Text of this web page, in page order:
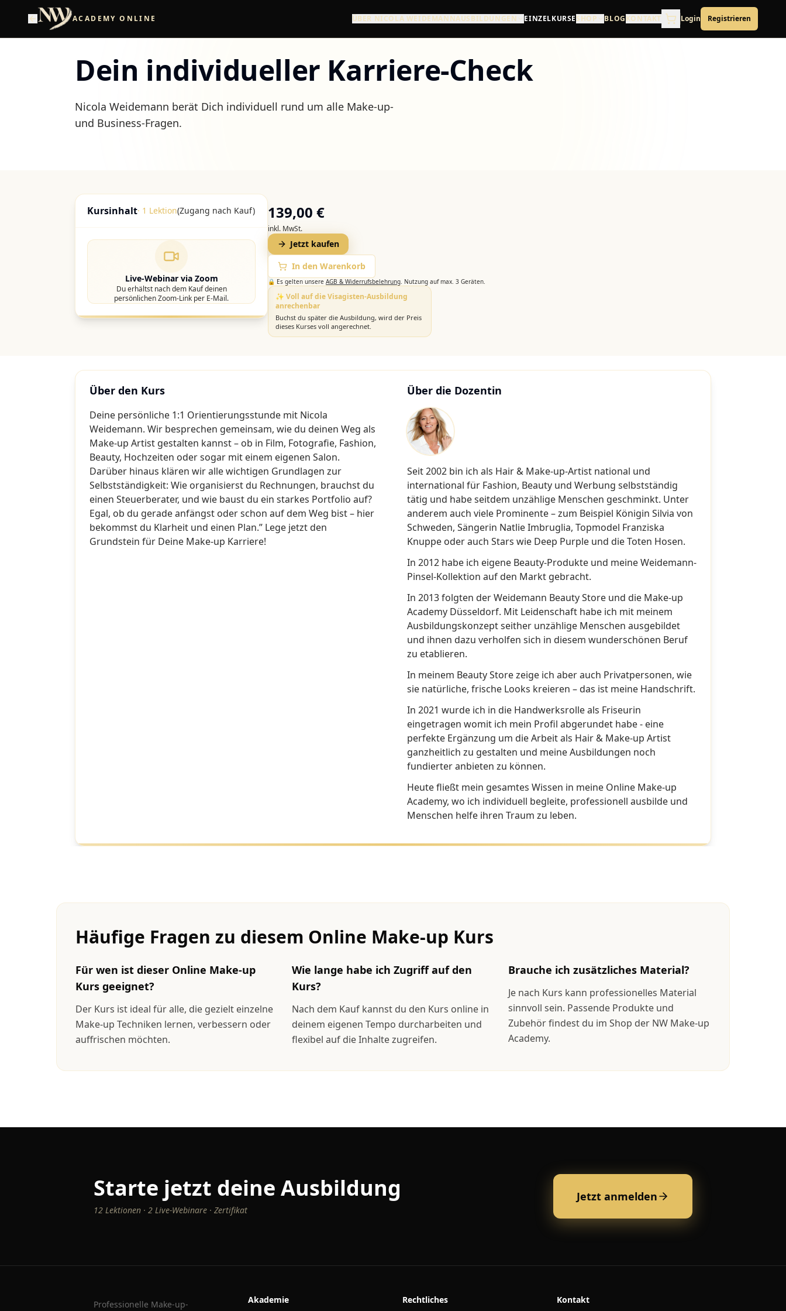
ACADEMY ONLINE ÜBER NICOLA WEIDEMANNAUSBILDUNGEN EINZELKURSESHOP BLOGKONTAKT Login Registrieren
Dein individueller Karriere-Check
Nicola Weidemann berät Dich individuell rund um alle Make-up-
und Business-Fragen.
Kursinhalt· 1 Lektion(Zugang nach Kauf)
Live-Webinar via Zoom
Du erhältst nach dem Kauf deinen
persönlichen Zoom-Link per E-Mail.
139,00 €
inkl. MwSt.
Jetzt kaufen
In den Warenkorb
🔒 Es gelten unsere AGB & Widerrufsbelehrung. Nutzung auf max. 3 Geräten.
✨ Voll auf die Visagisten-Ausbildung
anrechenbar
Buchst du später die Ausbildung, wird der Preis
dieses Kurses voll angerechnet.
Über den Kurs
Deine persönliche 1:1 Orientierungsstunde mit Nicola
Weidemann. Wir besprechen gemeinsam, wie du deinen Weg als
Make-up Artist gestalten kannst – ob in Film, Fotografie, Fashion,
Beauty, Hochzeiten oder sogar mit einem eigenen Salon.
Darüber hinaus klären wir alle wichtigen Grundlagen zur
Selbstständigkeit: Wie organisierst du Rechnungen, brauchst du
einen Steuerberater, und wie baust du ein starkes Portfolio auf?
Egal, ob du gerade anfängst oder schon auf dem Weg bist – hier
bekommst du Klarheit und einen Plan.” Lege jetzt den
Grundstein für Deine Make-up Karriere!
Über die Dozentin
Seit 2002 bin ich als Hair & Make-up-Artist national und
international für Fashion, Beauty und Werbung selbstständig
tätig und habe seitdem unzählige Menschen geschminkt. Unter
anderem auch viele Prominente – zum Beispiel Königin Silvia von
Schweden, Sängerin Natlie Imbruglia, Topmodel Franziska
Knuppe oder auch Stars wie Deep Purple und die Toten Hosen.
In 2012 habe ich eigene Beauty-Produkte und meine Weidemann-
Pinsel-Kollektion auf den Markt gebracht.
In 2013 folgten der Weidemann Beauty Store und die Make-up
Academy Düsseldorf. Mit Leidenschaft habe ich mit meinem
Ausbildungskonzept seither unzählige Menschen ausgebildet
und ihnen dazu verholfen sich in diesem wunderschönen Beruf
zu etablieren.
In meinem Beauty Store zeige ich aber auch Privatpersonen, wie
sie natürliche, frische Looks kreieren – das ist meine Handschrift.
In 2021 wurde ich in die Handwerksrolle als Friseurin
eingetragen womit ich mein Profil abgerundet habe - eine
perfekte Ergänzung um die Arbeit als Hair & Make-up Artist
ganzheitlich zu gestalten und meine Ausbildungen noch
fundierter anbieten zu können.
Heute fließt mein gesamtes Wissen in meine Online Make-up
Academy, wo ich individuell begleite, professionell ausbilde und
Menschen helfe ihren Traum zu leben.
Häufige Fragen zu diesem Online Make-up Kurs
Für wen ist dieser Online Make-up
Kurs geeignet?
Der Kurs ist ideal für alle, die gezielt einzelne
Make-up Techniken lernen, verbessern oder
auffrischen möchten.
Wie lange habe ich Zugriff auf den
Kurs?
Nach dem Kauf kannst du den Kurs online in
deinem eigenen Tempo durcharbeiten und
flexibel auf die Inhalte zugreifen.
Brauche ich zusätzliches Material?
Je nach Kurs kann professionelles Material
sinnvoll sein. Passende Produkte und
Zubehör findest du im Shop der NW Make-up
Academy.
Starte jetzt deine Ausbildung
12 Lektionen · 2 Live-Webinare · Zertifikat
Jetzt anmelden
Professionelle Make-up-
Akademie Rechtliches Kontakt